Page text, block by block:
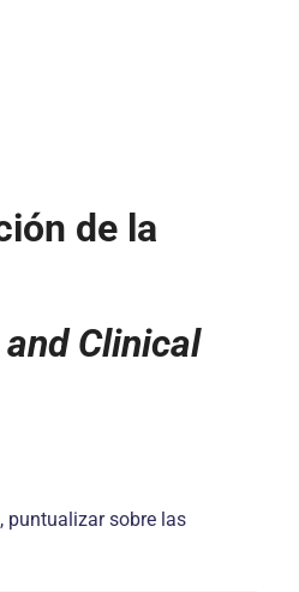
de la
Clinical
puntualizar sobre las